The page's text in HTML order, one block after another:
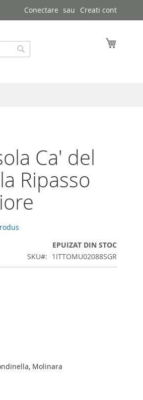
Conectare Creati cont
Ca' del
Ripasso
EPUIZAT DIN STOC
SKU
1ITTOMU02088SGR
Molinara